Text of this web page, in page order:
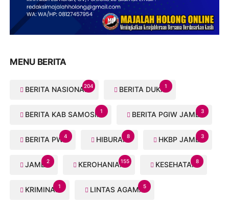
MENU BERITA
BERITA NASIONAL204 BERITA DUKA1
BERITA KAB SAMOSIR1 BERITA PGIW JAMBI3
BERITA PWI4 HIBURAN8 HKBP JAMBI3
JAMBI2 KEROHANIAN155 KESEHATAN8
KRIMINAL1 LINTAS AGAMA5